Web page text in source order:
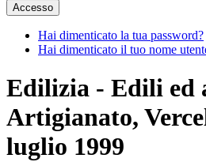
Accesso
Hai dimenticato la tua password?
Hai dimenticato il tuo nome
Edilizia - Edili ed
Artigianato,
luglio 1999